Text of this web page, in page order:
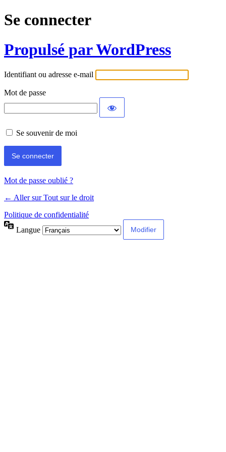
Se connecter
Propulsé par WordPress
Identifiant ou adresse e-mail
Mot de passe
Se souvenir de moi
Mot de passe oublié ?
← Aller sur Tout sur le droit
Politique de confidentialité
Langue